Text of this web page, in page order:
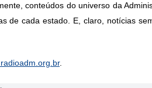
conteúdos do universo da
de cada estado. E, claro, notícias
.